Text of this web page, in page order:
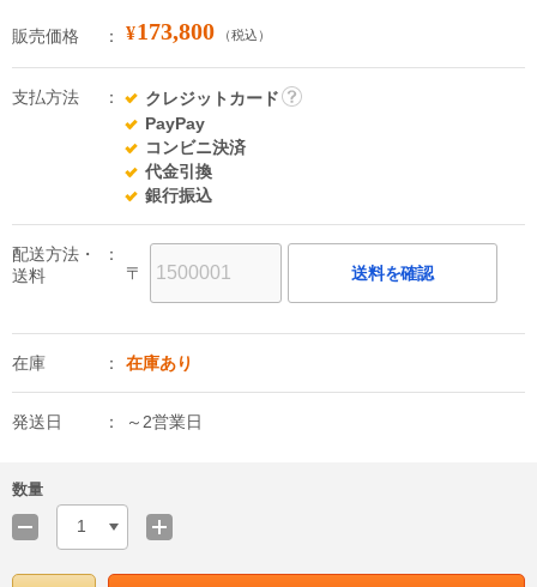
販売価格 ¥173,800 （税込）
支払方法
クレジットカード
PayPay
コンビニ決済
代金引換
銀行振込
配送方法・
送料
〒 送料を確認
在庫 在庫あり
発送日 ～2営業日
数量
1